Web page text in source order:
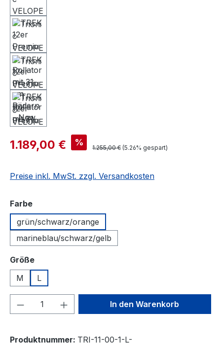
1.189,00 € %
1.255,00 € (5.26% gespart)
Preise inkl. MwSt. zzgl. Versandkosten
Farbeauswählen
grün/schwarz/orange
marineblau/schwarz/gelb
Größeauswählen
M
L
Produkt Anzahl: Gib denIn den Warenkorb
Produktnummer: TRI-11-00-1-L-